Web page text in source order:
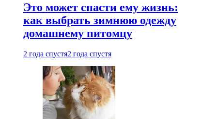
Это может спасти ему жизнь:
как выбрать зимнюю одежду
домашнему питомцу
2 года спустя2 года спустя